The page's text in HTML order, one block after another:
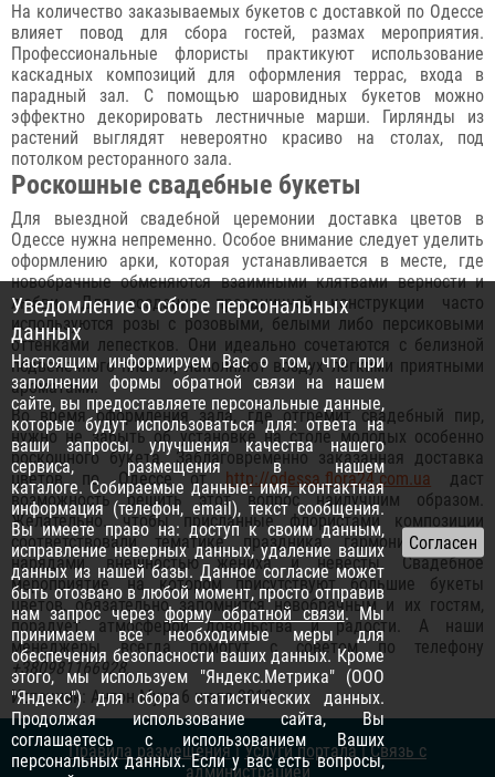
На количество заказываемых букетов с доставкой по Одессе
влияет повод для сбора гостей, размах мероприятия.
Профессиональные флористы практикуют использование
каскадных композиций для оформления террас, входа в
парадный зал. С помощью шаровидных букетов можно
эффектно декорировать лестничные марши. Гирлянды из
растений выглядят невероятно красиво на столах, под
потолком ресторанного зала.
Роскошные свадебные букеты
Для выездной свадебной церемонии доставка цветов в
Одессе нужна непременно. Особое внимание следует уделить
оформлению арки, которая устанавливается в месте, где
новобрачные обменяются взаимными клятвами верности и
любви. Для создания праздничной конструкции часто
используются розы с розовыми, белыми либо персиковыми
оттенками лепестков. Они идеально сочетаются с белизной
подвенечного платья, наполняют воздух лёгкими приятными
ароматами.
Во время оформления зала, где отгремит свадебный пир,
нужно не забыть об установке на столе молодых особенно
роскошного букета. Заблаговременно заказанная доставка
цветов по Одессе отhttp://odessa.flora24.com.ua даст
возможность решить этот вопрос наилучшим образом.
Желательно. чтобы присланные флористами композиции
соответствовали тематике праздника, гармонировали с
нарядами, внешностью жениха и невесты. Свадебное
мероприятие, на котором присутствуют большие букеты
цветов, обязательно запомнится новобрачным и их гостям,
порадует атмосферой довольства и радости. А наши
менеджеры всегда помогут с советом по телефону
+380981166928.
Источник: Антон Муха 6 июля 2019
Правила размещения|Услуги портала|Связь с
администрацией
Уведомление о сборе персональных
данных
Настоящим информируем Вас о том, что при
заполнении формы обратной связи на нашем
сайте, вы предоставляете персональные данные,
которые будут использоваться для: ответа на
ваши запросы, улучшения качества нашего
сервиса, размещения в нашем
каталоге. Собираемые данные: имя, контактная
информация (телефон, email), текст сообщения.
Вы имеете право на: доступ к своим данным,
исправление неверных данных, удаление ваших
данных из нашей базы. Данное согласие может
быть отозвано в любой момент, просто отправив
нам запрос черезформу обратной связи. Мы
принимаем все необходимые меры для
обеспечения безопасности ваших данных. Кроме
этого, мы используем "Яндекс.Метрика" (ООО
"Яндекс") для сбора статистических данных.
Продолжая использование сайта, Вы
соглашаетесь с использованием Ваших
персональных данных. Если у вас есть вопросы,